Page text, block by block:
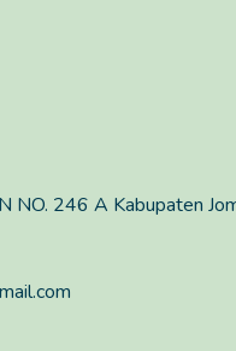
NO. 246 A Kabupaten